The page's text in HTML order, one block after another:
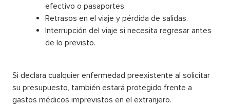
efectivo o pasaportes.
Retrasos en el viaje y pérdida de salidas.
Interrupción del viaje si necesita regresar antes
de lo previsto.
Si declara cualquier enfermedad preexistente al solicitar
su presupuesto, también estará protegido frente a
gastos médicos imprevistos en el extranjero.